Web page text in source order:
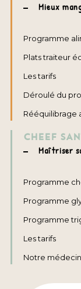
Mieux
Programme
Plats traiteur
Les tarifs
Déroulé du
Rééquilibrage
CHEEF
Maîtriser
Programme
Programme
Programme
Les tarifs
Notre